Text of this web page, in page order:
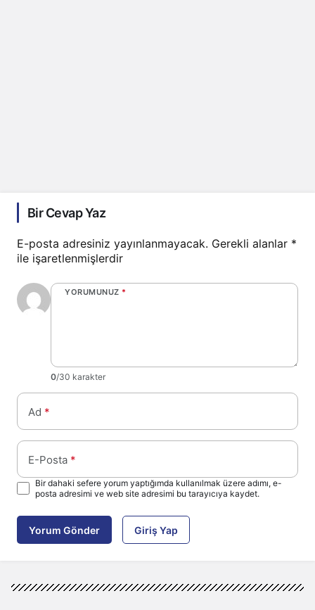
Bir Cevap Yaz
E-posta adresiniz yayınlanmayacak. Gerekli alanlar *
ile işaretlenmişlerdir
YORUMUNUZ *
0/30 karakter
Ad *
E-Posta *
Bir dahaki sefere yorum yaptığımda kullanılmak üzere adımı, e-
posta adresimi ve web site adresimi bu tarayıcıya kaydet.
Yorum Gönder Giriş Yap